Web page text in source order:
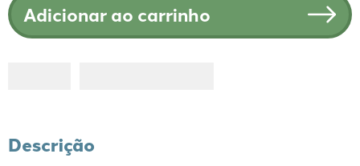
Adicionar ao carrinho
Descrição